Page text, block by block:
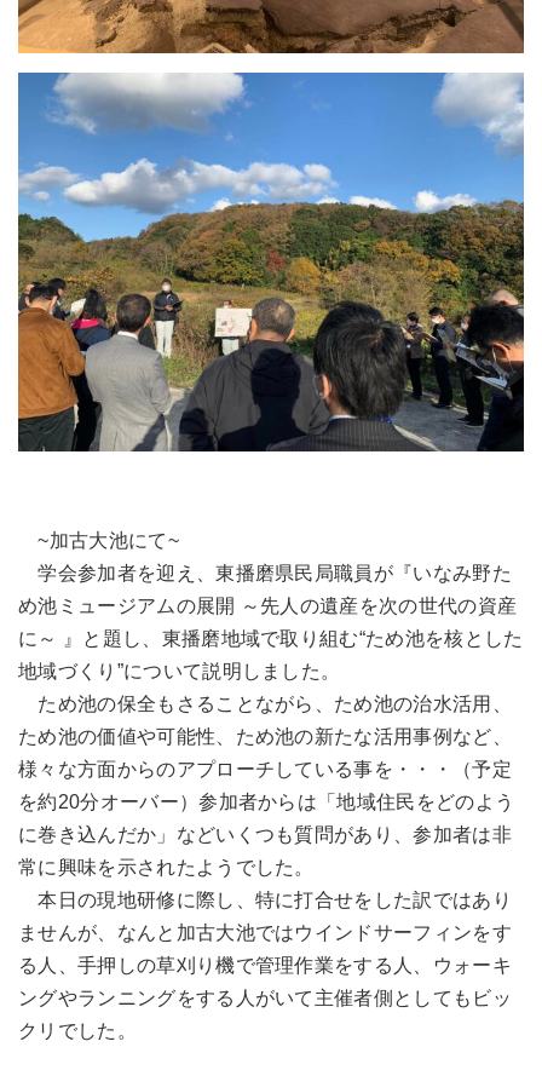
~加古大池にて~
学会参加者を迎え、東播磨県民局職員が『いなみ野た
め池ミュージアムの展開 ～先人の遺産を次の世代の資産
に～ 』と題し、東播磨地域で取り組む“ため池を核とした
地域づくり”について説明しました。
ため池の保全もさることながら、ため池の治水活用、
ため池の価値や可能性、ため池の新たな活用事例など、
様々な方面からのアプローチしている事を・・・（予定
を約20分オーバー）参加者からは「地域住民をどのよう
に巻き込んだか」などいくつも質問があり、参加者は非
常に興味を示されたようでした。
本日の現地研修に際し、特に打合せをした訳ではあり
ませんが、なんと加古大池ではウインドサーフィンをす
る人、手押しの草刈り機で管理作業をする人、ウォーキ
ングやランニングをする人がいて主催者側としてもビッ
クリでした。